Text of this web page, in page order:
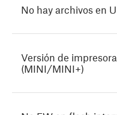
No hay archivos en
Versión de
(MINI/MINI+)